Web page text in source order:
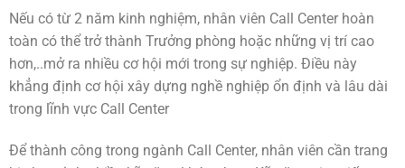
Nếu có từ 2 năm kinh nghiệm, nhân viên Call Center hoàn
toàn có thể trở thành Trưởng phòng hoặc những vị trí cao
hơn,..mở ra nhiều cơ hội mới trong sự nghiệp. Điều này
khẳng định cơ hội xây dựng nghề nghiệp ổn định và lâu dài
trong lĩnh vực Call Center
Để thành công trong ngành Call Center, nhân viên cần trang